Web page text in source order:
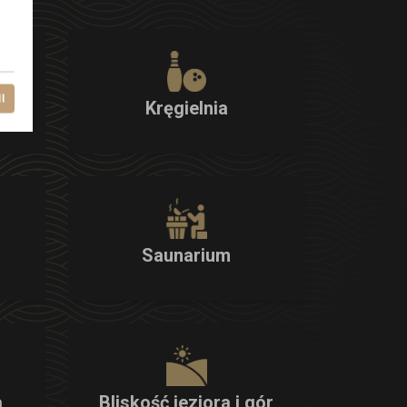
Kręgielnia
Saunarium
Bliskość jeziora i gór